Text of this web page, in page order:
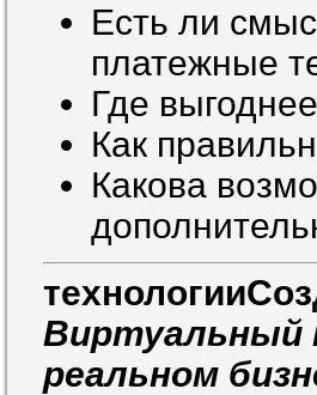
Есть ли
платежные
Где
Как
Какова
технологии
Виртуальный
реальном